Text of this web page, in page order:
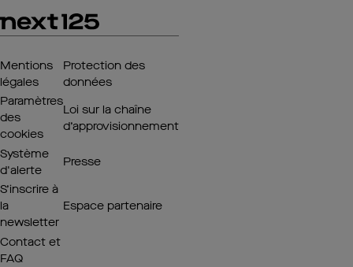
Mentions
légales
Protection des
données
Paramètres
des
cookies
Loi sur la chaîne
d’approvisionnement
Système
d'alerte
Presse
S’inscrire à
la
newsletter
Espace partenaire
Contact et
FAQ